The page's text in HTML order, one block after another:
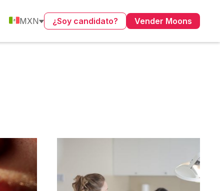
MXN ¿Soy candidato? Vender Moons